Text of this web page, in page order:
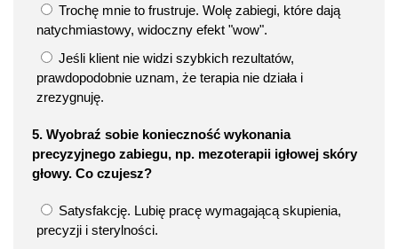
Trochę mnie to frustruje. Wolę zabiegi, które dają
natychmiastowy, widoczny efekt "wow".
Jeśli klient nie widzi szybkich rezultatów,
prawdopodobnie uznam, że terapia nie działa i
zrezygnuję.
5. Wyobraź sobie konieczność wykonania
precyzyjnego zabiegu, np. mezoterapii igłowej skóry
głowy. Co czujesz?
Satysfakcję. Lubię pracę wymagającą skupienia,
precyzji i sterylności.